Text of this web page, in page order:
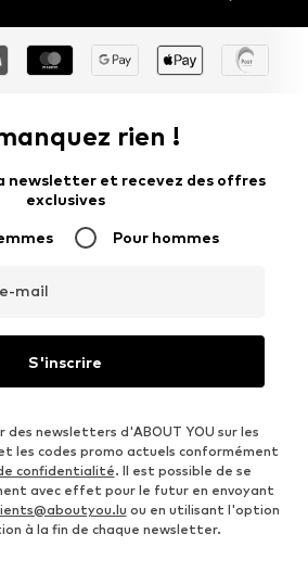
rien !
newsletter et recevez des offres
exclusives
Pour hommes
mail
S'inscrire
des newsletters d'ABOUT YOU sur les
les codes promo actuels conformément
confidentialité. Il est possible de se
avec effet pour le futur en envoyant
ou en utilisant l'option
à la fin de chaque newsletter.